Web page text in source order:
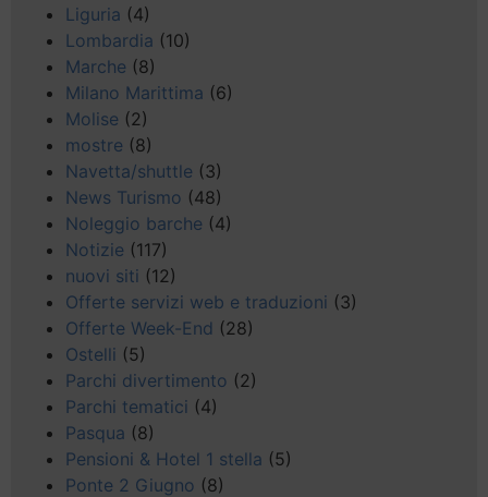
Liguria (4)
Lombardia (10)
Marche (8)
Milano Marittima (6)
Molise (2)
mostre (8)
Navetta/shuttle (3)
News Turismo (48)
Noleggio barche (4)
Notizie (117)
nuovi siti (12)
Offerte servizi web e traduzioni (3)
Offerte Week-End (28)
Ostelli (5)
Parchi divertimento (2)
Parchi tematici (4)
Pasqua (8)
Pensioni & Hotel 1 stella (5)
Ponte 2 Giugno (8)